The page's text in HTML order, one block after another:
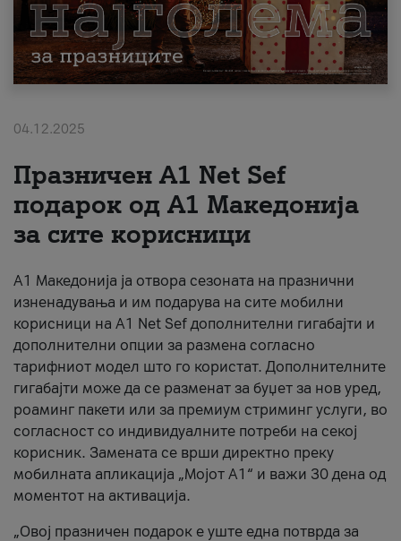
Приватни Деловни
Поддршка
Надополни кредит
За нас
#ПодобарОнлајн
04.12.2025
Празничен A1 Net Sеf
подарок од А1 Македонија
за сите корисници
А1 Македонија ја отвора сезоната на празнични
изненадувања и им подарува на сите мобилни
корисници на A1 Net Sef дополнителни гигабајти и
дополнителни опции за размена согласно
тарифниот модел што го користат. Дополнителните
гигабајти може да се разменат за буџет за нов уред,
роаминг пакети или за премиум стриминг услуги, во
согласност со индивидуалните потреби на секој
корисник. Замената се врши директно преку
мобилната апликација „Мојот А1“ и важи 30 дена од
моментот на активација.
„Овој празничен подарок е уште една потврда за